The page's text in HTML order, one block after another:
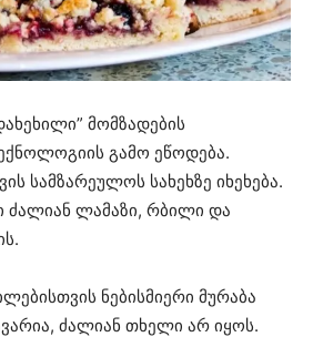
მომზადების
გამო ეწოდება.
სამზარეულოს სახეხზე იხეხება.
ძალიან ლამაზი, რბილი და
ნებისმიერი მურაბა
ძალიან თხელი არ იყოს.